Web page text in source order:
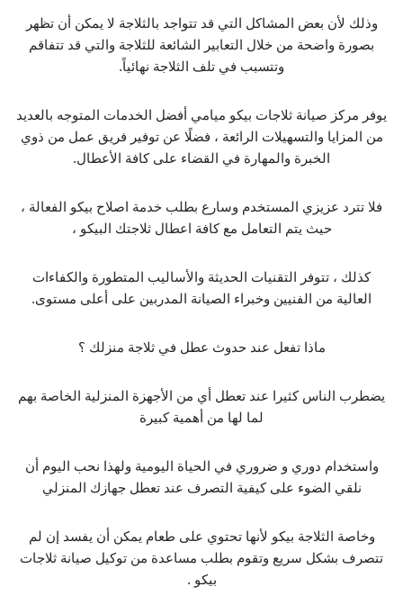
وذلك لأن بعض المشاكل التي قد تتواجد بالثلاجة لا يمكن أن تظهر
بصورة واضحة من خلال التعابير الشائعة للثلاجة والتي قد تتفاقم
وتتسبب في تلف الثلاجة نهائياً.
يوفر مركز صيانة ثلاجات بيكو ميامي أفضل الخدمات المتوجه بالعديد
من المزايا والتسهيلات الرائعة ، فضلًا عن توفير فريق عمل من ذوي
الخبرة والمهارة في القضاء على كافة الأعطال.
فلا تترد عزيزي المستخدم وسارع بطلب خدمة اصلاح بيكو الفعالة ،
حيث يتم التعامل مع كافة اعطال ثلاجتك البيكو ،
كذلك ، تتوفر التقنيات الحديثة والأساليب المتطورة والكفاءات
العالية من الفنيين وخبراء الصيانة المدربين على أعلى مستوى.
ماذا تفعل عند حدوث عطل في ثلاجة منزلك ؟
يضطرب الناس كثيرا عند تعطل أي من الأجهزة المنزلية الخاصة بهم
لما لها من أهمية كبيرة
واستخدام دوري و ضروري في الحياة اليومية ولهذا نحب اليوم أن
نلقي الضوء على كيفية التصرف عند تعطل جهازك المنزلي
وخاصة الثلاجة بيكو لأنها تحتوي على طعام يمكن أن يفسد إن لم
تتصرف بشكل سريع وتقوم بطلب مساعدة من توكيل صيانة ثلاجات
بيكو .